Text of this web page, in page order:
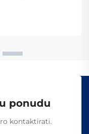
što one prenose
signala
ponudu
kontaktirati.